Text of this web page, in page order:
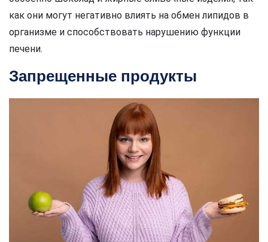
как они могут негативно влиять на обмен липидов в
организме и способствовать нарушению функции
печени.
Запрещенные продукты